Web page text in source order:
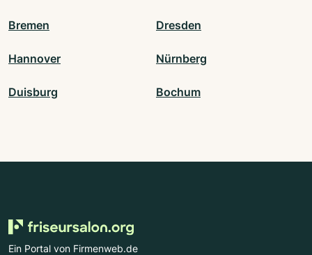
Bremen Dresden
Hannover Nürnberg
Duisburg Bochum
Ein Portal von Firmenweb.de